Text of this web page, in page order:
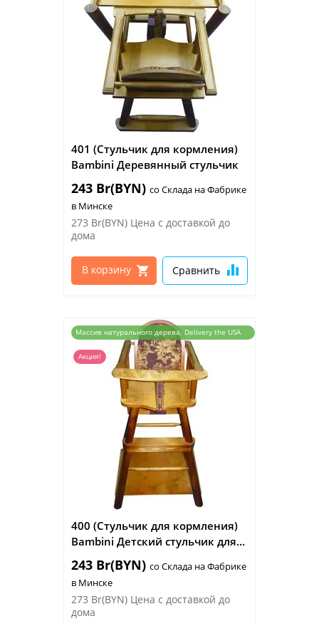
401 (Стульчик для кормления)
Bambini Деревянный стульчик
243 Br(BYN) со Склада на Фабрике
в Минске
273 Br(BYN) Цена с доставкой до
дома
В корзину Сравнить
Массив натурального дерева. Delivery the USA
Акция!
400 (Стульчик для кормления)
Bambini Детский стульчик для...
243 Br(BYN) со Склада на Фабрике
в Минске
273 Br(BYN) Цена с доставкой до
дома